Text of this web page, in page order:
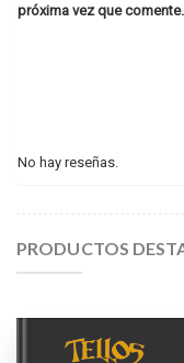
próxima vez que comente.
No hay reseñas.
PRODUCTOS